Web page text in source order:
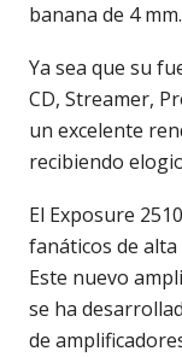
banana de 4 mm.
Ya sea que su
CD, Streamer,
un excelente
recibiendo
El Exposure
fanáticos de
Este nuevo
se ha
de